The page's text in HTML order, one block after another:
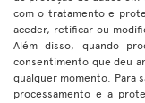
com o tratamento e
aceder, retificar ou
Além disso, quando
consentimento que deu
qualquer momento. Para
processamento e a